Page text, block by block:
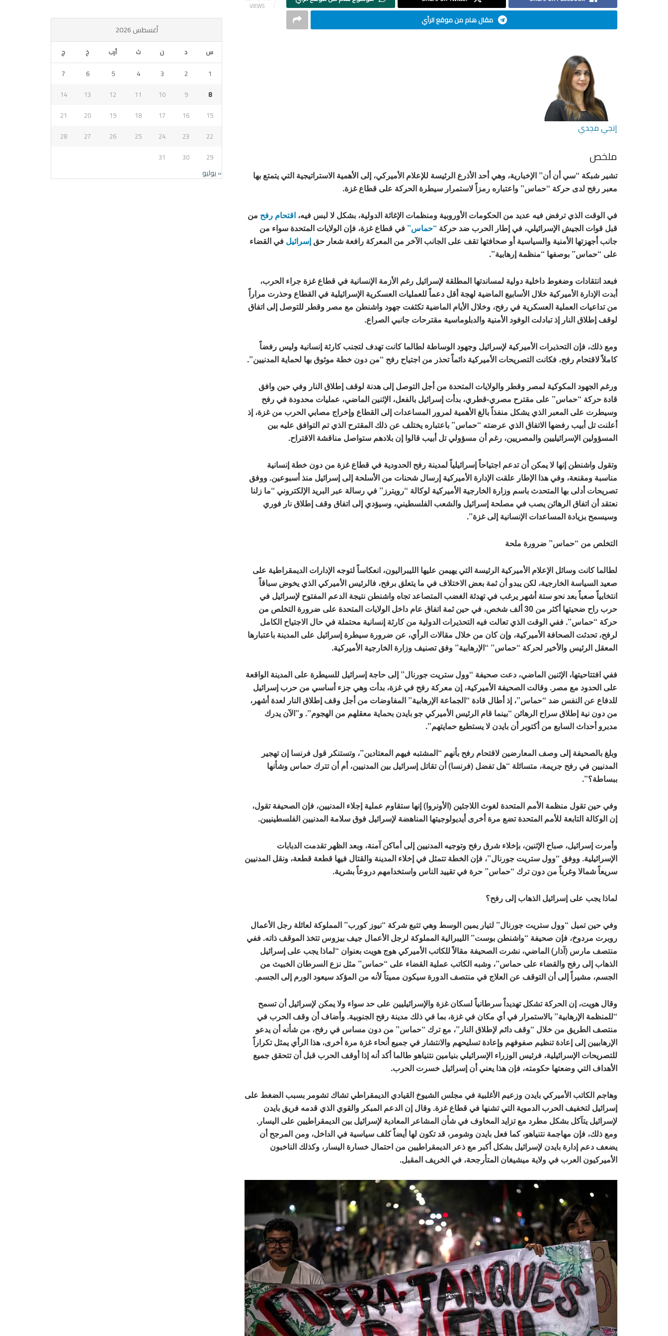
VIEWS
مقال هام من موقع الرأي
إنجي مجدي
ملخص
تشير شبكة “سي أن أن” الإخبارية، وهي أحد الأذرع الرئيسة للإعلام الأميركي، إلى الأهمية الاستراتيجية التي يتمتع بها
معبر رفح لدى حركة “حماس” واعتباره رمزاً لاستمرار سيطرة الحركة على قطاع غزة.
في الوقت الذي ترفض فيه عديد من الحكومات الأوروبية ومنظمات الإغاثة الدولية، بشكل لا لبس فيه، اقتحام رفح من
قبل قوات الجيش الإسرائيلي، في إطار الحرب ضد حركة “حماس” في قطاع غزة، فإن الولايات المتحدة سواء من
جانب أجهزتها الأمنية والسياسية أو صحافتها تقف على الجانب الآخر من المعركة رافعة شعار حق إسرائيل في القضاء
على “حماس” بوصفها “منظمة إرهابية”.
فبعد انتقادات وضغوط داخلية دولية لمساندتها المطلقة لإسرائيل رغم الأزمة الإنسانية في قطاع غزة جراء الحرب،
أبدت الإدارة الأميركية خلال الأسابيع الماضية لهجة أقل دعماً للعمليات العسكرية الإسرائيلية في القطاع وحذرت مراراً
من تداعيات العملية العسكرية في رفح، وخلال الأيام الماضية تكثفت جهود واشنطن مع مصر وقطر للتوصل إلى اتفاق
لوقف إطلاق النار إذ تبادلت الوفود الأمنية والدبلوماسية مقترحات جانبي الصراع.
ومع ذلك، فإن التحذيرات الأميركية لإسرائيل وجهود الوساطة لطالما كانت تهدف لتجنب كارثة إنسانية وليس رفضاً
كاملاً لاقتحام رفح، فكانت التصريحات الأميركية دائماً تحذر من اجتياح رفح “من دون خطة موثوق بها لحماية المدنيين”.
ورغم الجهود المكوكية لمصر وقطر والولايات المتحدة من أجل التوصل إلى هدنة لوقف إطلاق النار وفي حين وافق
قادة حركة “حماس” على مقترح مصري-قطري، بدأت إسرائيل بالفعل، الإثنين الماضي، عمليات محدودة في رفح
وسيطرت على المعبر الذي يشكل منفذاً بالغ الأهمية لمرور المساعدات إلى القطاع وإخراج مصابي الحرب من غزة، إذ
أعلنت تل أبيب رفضها الاتفاق الذي عرضته “حماس” باعتباره يختلف عن ذلك المقترح الذي تم التوافق عليه بين
المسؤولين الإسرائيليين والمصريين، رغم أن مسؤولي تل أبيب قالوا إن بلادهم ستواصل مناقشة الاقتراح.
وتقول واشنطن إنها لا يمكن أن تدعم اجتياحاً إسرائيلياً لمدينة رفح الحدودية في قطاع غزة من دون خطة إنسانية
مناسبة ومقنعة، وفي هذا الإطار علقت الإدارة الأميركية إرسال شحنات من الأسلحة إلى إسرائيل منذ أسبوعين. ووفق
تصريحات أدلى بها المتحدث باسم وزارة الخارجية الأميركية لوكالة “رويترز” في رسالة عبر البريد الإلكتروني “ما زلنا
نعتقد أن اتفاق الرهائن يصب في مصلحة إسرائيل والشعب الفلسطيني، وسيؤدي إلى اتفاق وقف إطلاق نار فوري
وسيسمح بزيادة المساعدات الإنسانية إلى غزة”.
التخلص من “حماس” ضرورة ملحة
لطالما كانت وسائل الإعلام الأميركية الرئيسة التي يهيمن عليها الليبراليون، انعكاساً لتوجه الإدارات الديمقراطية على
صعيد السياسة الخارجية، لكن يبدو أن ثمة بعض الاختلاف في ما يتعلق برفح، فالرئيس الأميركي الذي يخوض سباقاً
انتخابياً صعباً بعد نحو ستة أشهر يرغب في تهدئة الغضب المتصاعد تجاه واشنطن نتيجة الدعم المفتوح لإسرائيل في
حرب راح ضحيتها أكثر من 30 ألف شخص، في حين ثمة اتفاق عام داخل الولايات المتحدة على ضرورة التخلص من
حركة “حماس”. ففي الوقت الذي تعالت فيه التحذيرات الدولية من كارثة إنسانية محتملة في حال الاجتياح الكامل
لرفح، تحدثت الصحافة الأميركية، وإن كان من خلال مقالات الرأي، عن ضرورة سيطرة إسرائيل على المدينة باعتبارها
المعقل الرئيس والأخير لحركة “حماس” “الإرهابية” وفق تصنيف وزارة الخارجية الأميركية.
ففي افتتاحيتها، الإثنين الماضي، دعت صحيفة “وول ستريت جورنال” إلى حاجة إسرائيل للسيطرة على المدينة الواقعة
على الحدود مع مصر. وقالت الصحيفة الأميركية، إن معركة رفح في غزة، بدأت وهي جزء أساسي من حرب إسرائيل
للدفاع عن النفس ضد “حماس”، إذ أطال قادة “الجماعة الإرهابية” المفاوضات من أجل وقف إطلاق النار لعدة أشهر،
من دون نية إطلاق سراح الرهائن “بينما قام الرئيس الأميركي جو بايدن بحماية معقلهم من الهجوم”. و”الآن يدرك
مدبرو أحداث السابع من أكتوبر أن بايدن لا يستطيع حمايتهم”.
وبلغ بالصحيفة إلى وصف المعارضين لاقتحام رفح بأنهم “المشتبه فيهم المعتادين”، وتستنكر قول فرنسا إن تهجير
المدنيين في رفح جريمة، متسائلة “هل تفضل (فرنسا) أن تقاتل إسرائيل بين المدنيين، أم أن تترك حماس وشأنها
ببساطة؟”.
وفي حين تقول منظمة الأمم المتحدة لغوث اللاجئين (الأونروا) إنها ستقاوم عملية إجلاء المدنيين، فإن الصحيفة تقول،
إن الوكالة التابعة للأمم المتحدة تضع مرة أخرى أيديولوجيتها المناهضة لإسرائيل فوق سلامة المدنيين الفلسطينيين.
وأمرت إسرائيل، صباح الإثنين، بإخلاء شرق رفح وتوجيه المدنيين إلى أماكن آمنة، وبعد الظهر تقدمت الدبابات
الإسرائيلية. ووفق “وول ستريت جورنال”، فإن الخطة تتمثل في إخلاء المدينة والقتال فيها قطعة قطعة، ونقل المدنيين
سريعاً شمالا وغرباً من دون ترك “حماس” حرة في تقييد الناس واستخدامهم دروعاً بشرية.
لماذا يجب على إسرائيل الذهاب إلى رفح؟
وفي حين تميل “وول ستريت جورنال” لتيار يمين الوسط وهي تتبع شركة “نيوز كورب” المملوكة لعائلة رجل الأعمال
روبرت مردوخ، فإن صحيفة “واشنطن بوست” الليبرالية المملوكة لرجل الأعمال جيف بيزوس تتخذ الموقف ذاته. ففي
منتصف مارس (آذار) الماضي، نشرت الصحيفة مقالاً للكاتب الأميركي هوج هويت بعنوان “لماذا يجب على إسرائيل
الذهاب إلى رفح والقضاء على حماس”، وشبه الكاتب عملية القضاء على “حماس” مثل نزع السرطان الخبيث من
الجسم، مشيراً إلى أن التوقف عن العلاج في منتصف الدورة سيكون مميتاً لأنه من المؤكد سيعود الورم إلى الجسم.
وقال هويت، إن الحركة تشكل تهديداً سرطانياً لسكان غزة والإسرائيليين على حد سواء ولا يمكن لإسرائيل أن تسمح
“للمنظمة الإرهابية” بالاستمرار في أي مكان في غزة، بما في ذلك مدينة رفح الجنوبية. وأضاف أن وقف الحرب في
منتصف الطريق من خلال “وقف دائم لإطلاق النار”، مع ترك “حماس” من دون مساس في رفح، من شأنه أن يدعو
الإرهابيين إلى إعادة تنظيم صفوفهم وإعادة تسليحهم والانتشار في جميع أنحاء غزة مرة أخرى، هذا الرأي يمثل تكراراً
للتصريحات الإسرائيلية، فرئيس الوزراء الإسرائيلي بنيامين نتنياهو طالما أكد أنه إذا أوقف الحرب قبل أن تتحقق جميع
الأهداف التي وضعتها حكومته، فإن هذا يعني أن إسرائيل خسرت الحرب.
وهاجم الكاتب الأميركي بايدن وزعيم الأغلبية في مجلس الشيوخ القيادي الديمقراطي تشاك تشومر بسبب الضغط على
إسرائيل لتخفيف الحرب الدموية التي تشنها في قطاع غزة. وقال إن الدعم المبكر والقوي الذي قدمه فريق بايدن
لإسرائيل يتآكل بشكل مطرد مع تزايد المخاوف في شأن المشاعر المعادية لإسرائيل بين الديمقراطيين على اليسار.
ومع ذلك، فإن مهاجمة نتنياهو، كما فعل بايدن وشومر، قد تكون لها أيضاً كلف سياسية في الداخل، ومن المرجح أن
يضعف دعم إدارة بايدن لإسرائيل بشكل أكبر مع ذعر الديمقراطيين من احتمال خسارة اليسار، وكذلك الناخبون
الأميركيون العرب في ولاية ميشيغان المتأرجحة، في الخريف المقبل.
أغسطس 2026
س د ن ث أرب خ ج
1
2
3
4
5
6
7
8
9
10
11
12
13
14
15
16
17
18
19
20
21
22
23
24
25
26
27
28
29
30
31
« يوليو